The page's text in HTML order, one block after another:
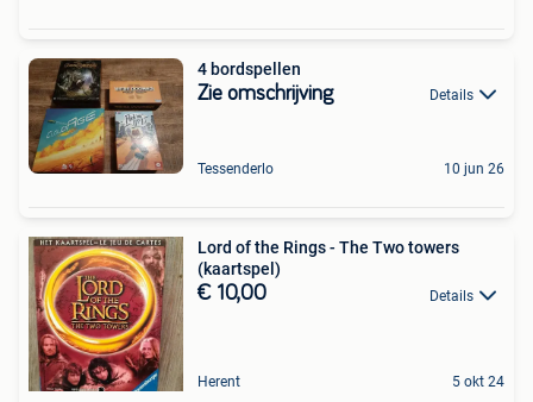
4 bordspellen
Zie omschrijving Details
Tessenderlo 10 jun 26
Lord of the Rings - The Two towers
(kaartspel)
€ 10,00 Details
Herent 5 okt 24